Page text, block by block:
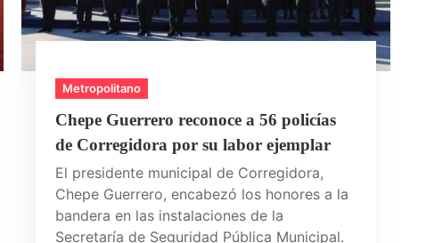
Metropolitano
Chepe Guerrero reconoce a 56 policías
de Corregidora por su labor ejemplar
El presidente municipal de Corregidora,
Chepe Guerrero, encabezó los honores a la
bandera en las instalaciones de la
Secretaría de Seguridad Pública Municipal.